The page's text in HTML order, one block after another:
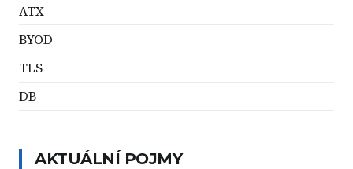
ATX
BYOD
TLS
DB
AKTUÁLNÍ POJMY